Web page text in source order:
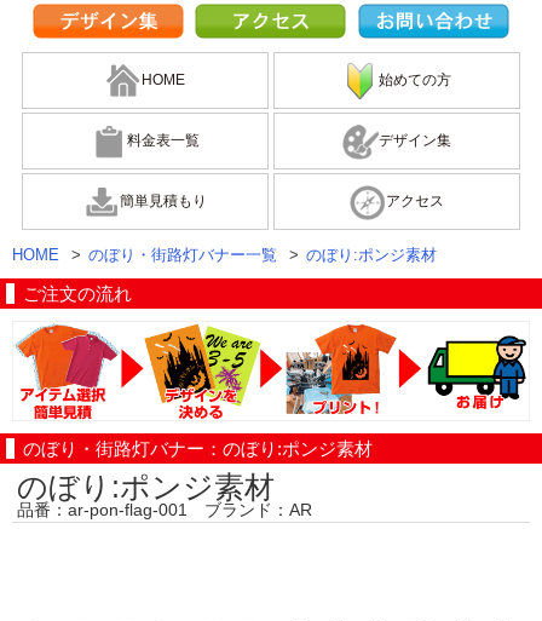
HOME 始めての方
料金表一覧 デザイン集
簡単見積もり アクセス
HOME > のぼり・街路灯バナー一覧 > のぼり:ポンジ素材
ご注文の流れ
のぼり・街路灯バナー：のぼり:ポンジ素材
のぼり:ポンジ素材
品番：ar-pon-flag-001 ブランド：AR